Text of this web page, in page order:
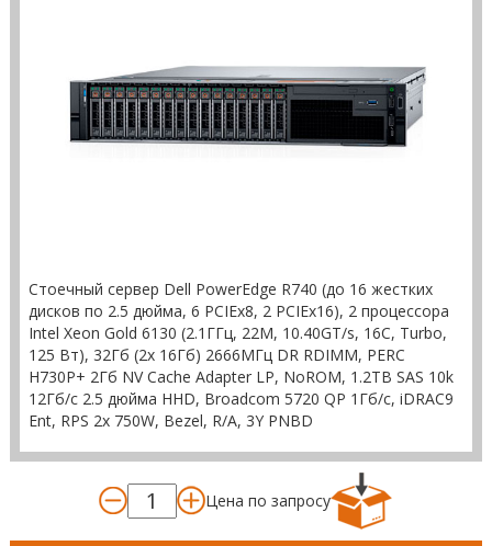
Стоечный сервер Dell PowerEdge R740 (до 16 жестких
дисков по 2.5 дюйма, 6 PCIEx8, 2 PCIEx16), 2 процессора
Intel Xeon Gold 6130 (2.1ГГц, 22M, 10.40GT/s, 16C, Turbo,
125 Вт), 32Гб (2x 16Гб) 2666МГц DR RDIMM, PERC
H730P+ 2Гб NV Cache Adapter LP, NoROM, 1.2TB SAS 10k
12Гб/c 2.5 дюйма HHD, Broadcom 5720 QP 1Гб/c, iDRAC9
Ent, RPS 2x 750W, Bezel, R/A, 3Y PNBD
Цена по запросу